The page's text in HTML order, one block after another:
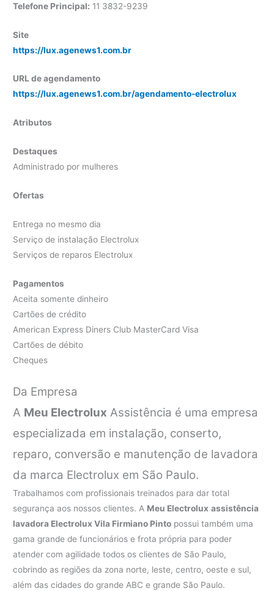
Telefone Principal: 11 3832-9239
Site
https://lux.agenews1.com.br
URL de agendamento
https://lux.agenews1.com.br/agendamento-electrolux
Atributos
Destaques
Administrado por mulheres
Ofertas
Entrega no mesmo dia
Serviço de instalação Electrolux
Serviços de reparos Electrolux
Pagamentos
Aceita somente dinheiro
Cartões de crédito
American Express Diners Club MasterCard Visa
Cartões de débito
Cheques
Da Empresa
A Meu Electrolux Assistência é uma empresa
especializada em instalação, conserto,
reparo, conversão e manutenção de lavadora
da marca Electrolux em São Paulo.
Trabalhamos com profissionais treinados para dar total
segurança aos nossos clientes. A Meu Electrolux assistência
lavadora Electrolux Vila Firmiano Pinto possui também uma
gama grande de funcionários e frota própria para poder
atender com agilidade todos os clientes de São Paulo,
cobrindo as regiões da zona norte, leste, centro, oeste e sul,
além das cidades do grande ABC e grande São Paulo.